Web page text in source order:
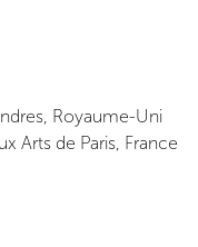
Royaume-Uni
Arts de Paris, France